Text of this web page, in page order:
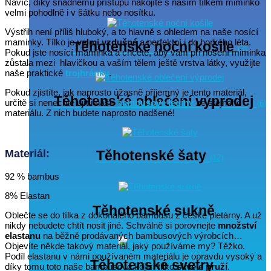
Těhotenské noční košile(3)
Těhotenské oblečení výprodej (6)
Těhotenské šaty (12)
Těhotenské sukně(4)
Těhotenské svetry(11)
velmi pohodlně i v šátku nebo nosítku.
Výstřih není příliš hluboký, a to hlavně s ohledem na naše nosící
maminky. Tílko jevelmi vzdušnéa perfektní i do horkého léta.
Pokud jste nosící maminka a chcete, aby vám při nošení miminka
zůstala mezi hlavičkou a vaším tělem ještě vrstva látky, využijte
naše praktické trojhránky.
Pokud zjistíte, jak naprosto úžasně příjemný je tento materiál,
určitě si nenechte ujít i našebambusové legínyze stejného
materiálu. Z nich budete naprosto nadšené!
Materiál:
92 % bambus
8% Elastan
Oblečte se do tílka z dokonalého bambusu z české pletárny. A už
nikdy nebudete chtít nosit jiné. Schválně si porovnejte množství
elastanu na běžně prodávaných bambusových výrobcích…
Objevíte někde takový materiál, jaký používáme my? Těžko.
Podíl elastanu v námi používaném materiálu je opravdu vysoký a
díky tomu toto naše bambusové kojící tílkoskvěle pruží.